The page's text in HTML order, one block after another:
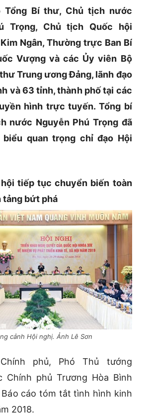
Tổng Bí thư, Chủ tịch nước
Trọng, Chủ tịch Quốc hội
Ngân, Thường trực Ban Bí
Vượng và các Ủy viên Bộ
Trung ương Đảng, lãnh đạo
và 63 tỉnh, thành phố tại các
hình trực tuyến. Tổng bí
nước Nguyễn Phú Trọng đã
quan trọng chỉ đạo Hội
hội tiếp tụcchuyển biến toàn
tảng bứt phá
cảnh Hội nghị. Ảnh Lê Sơn
phủ, Phó Thủ tướng
Chính phủ Trương Hòa Bình
cáo tóm tắt tình hình kinh
2018.